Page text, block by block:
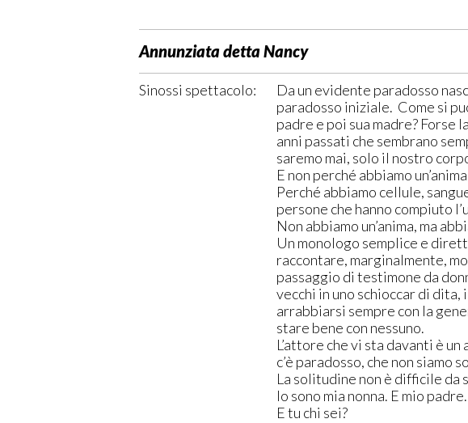
Annunziata detta Nancy
Sinossi spettacolo:
Da un evidente paradosso
paradosso iniziale. Come si
padre e poi sua madre?
anni passati che sembrano
saremo mai, solo il nostro
E non perché abbiamo
Perché abbiamo cellule,
persone che hanno compiuto
Non abbiamo un’anima, ma
Un monologo semplice e
raccontare, marginalmente,
passaggio di testimone da
vecchi in uno schioccar di dita,
arrabbiarsi sempre con la
stare bene con nessuno.
L’attore che vi sta davanti è
c’è paradosso, che non siamo
La solitudine non è difficile
Io sono mia nonna. E mio
E tu chi sei?